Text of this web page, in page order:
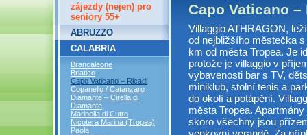
Capo Vaticano
Villaggio ATHRAGON,
od nejbližšího městečka
km od města Tropea. Je
protože je villaggio v
vybavenosti bar s TV,
miniklub, stolní tenis a
do okolí a potápění.
města Tropea.
skoro všechny jsou
zájezdy (nejen) pro
seniory 55+
ABRUZZO
CALABRIA
Brancaleone
Briatico
Capo Vaticano – Ricadi
Copanello / Catanzaro
Diamante – Cirella di
Diamante
Marinella di Cutro
Nicotera Marina (Tropea)
Paola